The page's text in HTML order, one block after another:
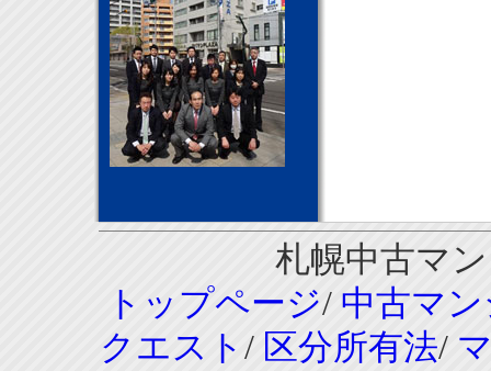
札幌中古マ
トップページ/ 中古マ
クエスト / 区分所有法/